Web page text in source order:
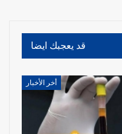
قد يعجبك ايضا
أخر الأخبار